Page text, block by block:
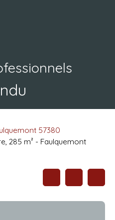
57380
285 m² - Faulquemont